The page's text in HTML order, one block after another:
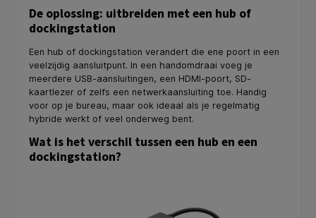
De oplossing: uitbreiden met een hub of
dockingstation
Een hub of dockingstation verandert die ene poort in een
veelzijdig aansluitpunt. In een handomdraai voeg je
meerdere USB-aansluitingen, een HDMI-poort, SD-
kaartlezer of zelfs een netwerkaansluiting toe. Handig
voor op je bureau, maar ook ideaal als je regelmatig
hybride werkt of veel onderweg bent.
Wat is het verschil tussen een hub en een
dockingstation?